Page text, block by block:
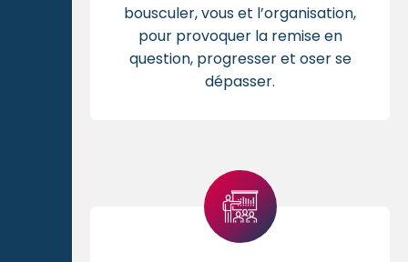
bousculer, vous et l’organisation,
pour provoquer la remise en
question, progresser et oser se
dépasser.